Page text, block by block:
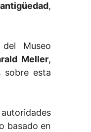
,
Museo
Meller,
sobre esta
basado en